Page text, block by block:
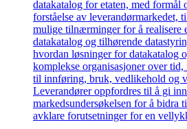
datakatalog for etaten, med formål
forståelse av leverandørmarkedet,
mulige tilnærminger for å realisere
datakatalog og tilhørende
hvordan løsninger for datakatalog
komplekse organisasjoner over
til innføring, bruk, vedlikehold og
Leverandører oppfordres til å gi
markedsundersøkelsen for å bidra
avklare forutsetninger for en